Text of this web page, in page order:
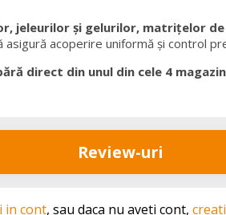
jeleurilor și gelurilor, matrițelor
asigură acoperire uniformă și control
direct din unul din cele 4
Review-uri
in cont, sau daca nu aveti cont,